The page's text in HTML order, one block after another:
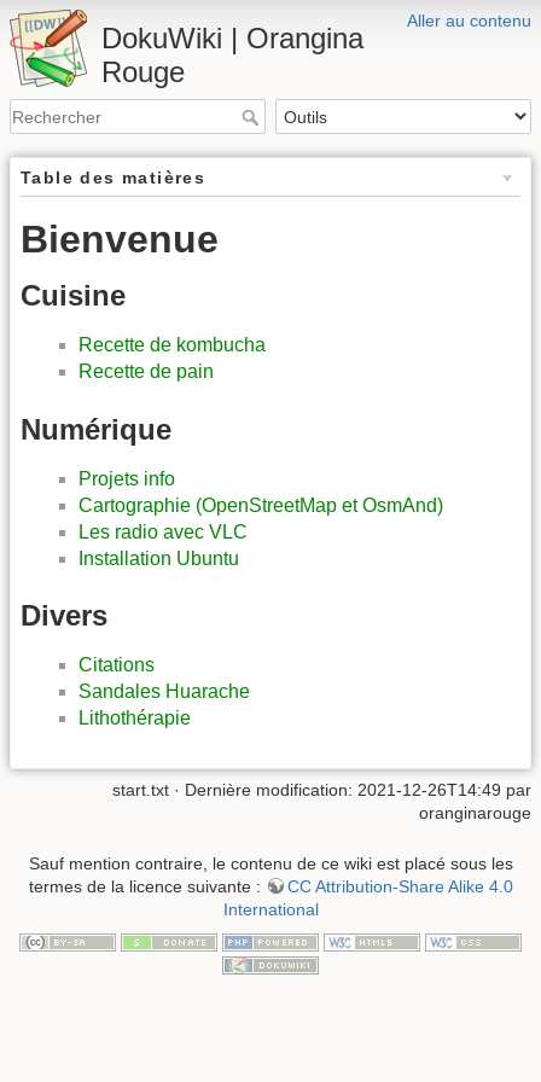
Aller au contenu
DokuWiki | Orangina
Rouge
Table des matières
Bienvenue
Cuisine
Recette de kombucha
Recette de pain
Numérique
Projets info
Cartographie (OpenStreetMap et OsmAnd)
Les radio avec VLC
Installation Ubuntu
Divers
Citations
Sandales Huarache
Lithothérapie
start.txt · Dernière modification: 2021-12-26T14:49 par
oranginarouge
Sauf mention contraire, le contenu de ce wiki est placé sous les
termes de la licence suivante :
CC Attribution-Share Alike 4.0
International